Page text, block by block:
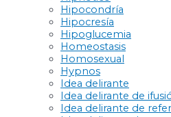
Hipocondría
Hipocresía
Hipoglucemia
Homeostasis
Homosexual
Hypnos
Idea delirante
Idea delirante de
Idea delirante de